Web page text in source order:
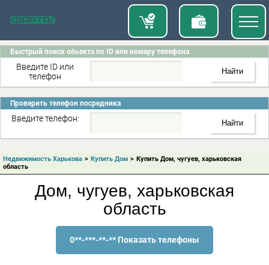
Быстрый поиск обьекта по ID или номеру телефона
Введите ID или
телефон
Проверить телефон посредника
Введите телефон:
Недвижимость Харькова > Купить Дом > Купить Дом, чугуев, харьковская
область
Дом, чугуев, харьковская
область
0**-***-**-** Показать телефоны